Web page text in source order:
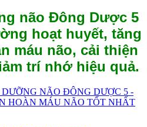
não Đông Dược 5
hoạt huyết, tăng
máu não, cải thiện
trí nhớ hiệu quả.